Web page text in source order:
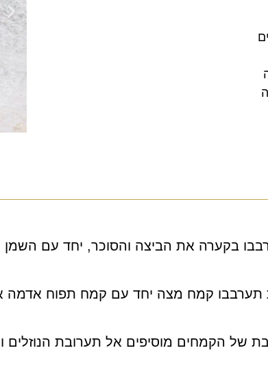
בקערה את הביצה והסוכר, יחד עם השמן
תערבבו קמח מצה יחד עם קמח תפוח אדמה
של הקמחים מוסיפים אל תערובת הנוזלים